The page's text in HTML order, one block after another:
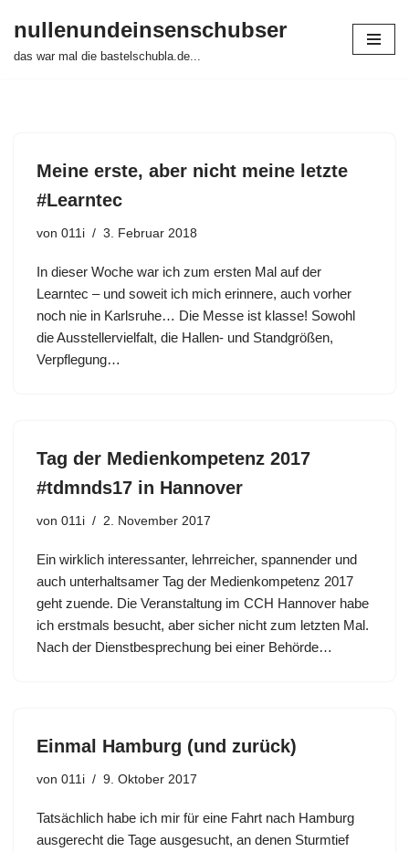
Zum
nullenundeinsenschubser
das war mal die bastelschubla.de...
Meine erste, aber nicht meine letzte
#Learntec
von 011i 3. Februar 2018
In dieser Woche war ich zum ersten Mal auf der
Learntec – und soweit ich mich erinnere, auch vorher
noch nie in Karlsruhe… Die Messe ist klasse! Sowohl
die Ausstellervielfalt, die Hallen- und Standgrößen,
Verpflegung…
Tag der Medienkompetenz 2017
#tdmnds17 in Hannover
von 011i 2. November 2017
Ein wirklich interessanter, lehrreicher, spannender und
auch unterhaltsamer Tag der Medienkompetenz 2017
geht zuende. Die Veranstaltung im CCH Hannover habe
ich erstmals besucht, aber sicher nicht zum letzten Mal.
Nach der Dienstbesprechung bei einer Behörde…
Einmal Hamburg (und zurück)
von 011i 9. Oktober 2017
Tatsächlich habe ich mir für eine Fahrt nach Hamburg
ausgerecht die Tage ausgesucht, an denen Sturmtief